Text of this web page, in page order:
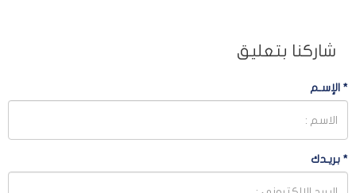
شاركنا بتعليق
* الإسـم
* بريـدك